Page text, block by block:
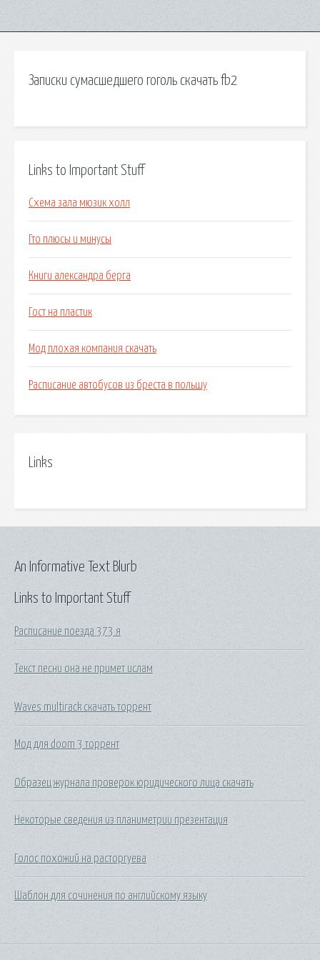
Записки сумасшедшего гоголь скачать fb2
Links to Important Stuff
Схема зала мюзик холл
Гто плюсы и минусы
Книги александра берга
Гост на пластик
Мод плохая компания скачать
Расписание автобусов из бреста в польшу
Links
Links to Important Stuff
Расписание поезда 373 я
Текст песни она не примет ислам
Waves multirack скачать торрент
Мод для doom 3 торрент
Образец журнала проверок юридического лица скачать
Некоторые сведения из планиметрии презентация
Голос похожий на расторгуева
Шаблон для сочинения по английскому языку
An Informative Text Blurb